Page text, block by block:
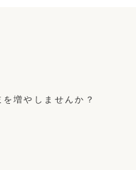
増やしませんか？